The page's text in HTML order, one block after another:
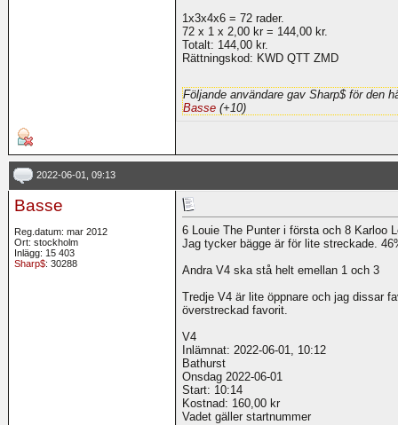
1x3x4x6 = 72 rader.
72 x 1 x 2,00 kr = 144,00 kr.
Totalt: 144,00 kr.
Rättningskod: KWD QTT ZMD
Följande användare gav Sharp$ för den
Basse (+10)
2022-06-01, 09:13
Basse
Reg.datum: mar 2012
Ort: stockholm
Inlägg: 15 403
Sharp$: 30288
6 Louie The Punter i första och 8 Karloo
Jag tycker bägge är för lite streckade.
Andra V4 ska stå helt emellan 1 och 3
Tredje V4 är lite öppnare och jag dissar
överstreckad favorit.
V4
Inlämnat: 2022-06-01, 10:12
Bathurst
Onsdag 2022-06-01
Start: 10:14
Kostnad: 160,00 kr
Vadet gäller startnummer